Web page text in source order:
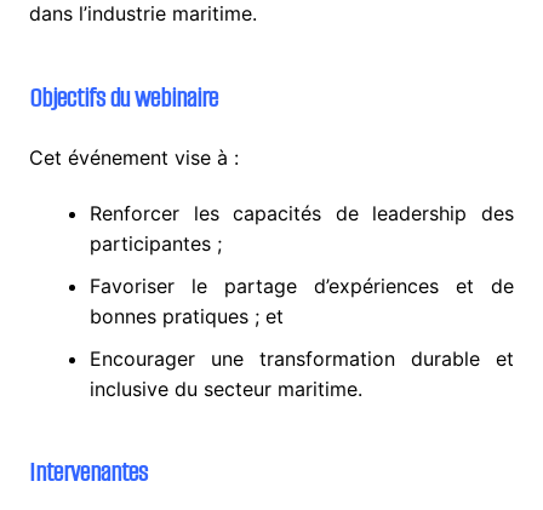
dans l’industrie maritime.
Objectifs du webinaire
Cet événement vise à :
Renforcer les capacités de leadership des
participantes ;
Favoriser le partage d’expériences et de
bonnes pratiques ; et
Encourager une transformation durable et
inclusive du secteur maritime.
Intervenantes